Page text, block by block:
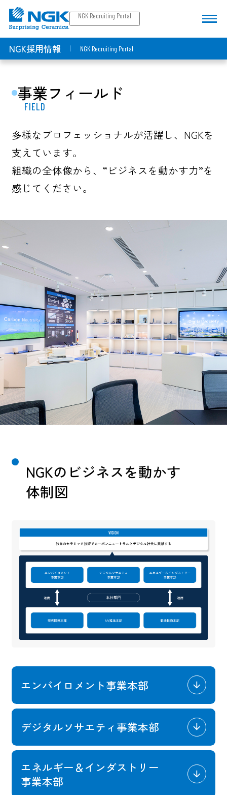
NGK Recruiting Portal
NGK採用情報 NGK Recruiting Portal
事業フィールド
FIELD
多様なプロフェッショナルが活躍し、NGKを
支えています。
組織の全体像から、“ビジネスを動かす力”を
感じてください。
NGKのビジネスを動かす
体制図
エンバイロメント事業本部
デジタルソサエティ事業本部
エネルギー＆インダストリー
事業本部